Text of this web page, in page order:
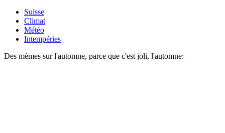
Suisse
Climat
Météo
Intempéries
Des mèmes sur l'automne, parce que c'est joli, l'automne: